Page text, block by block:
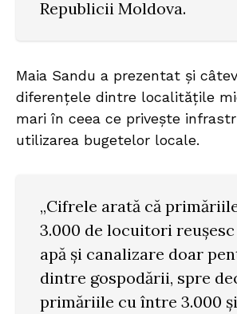
Republicii Moldova.
Maia Sandu a prezentat și
diferențele dintre localitățile
mari în ceea ce privește
utilizarea bugetelor locale.
„Cifrele arată că
3.000 de locuitori reușesc
apă și canalizare doar
dintre gospodării, spre
primăriile cu între 3.000